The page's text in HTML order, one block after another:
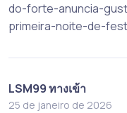
do-forte-anuncia-
primeira-noite-de-
LSM99 ทางเข้า
25 de janeiro de 2026